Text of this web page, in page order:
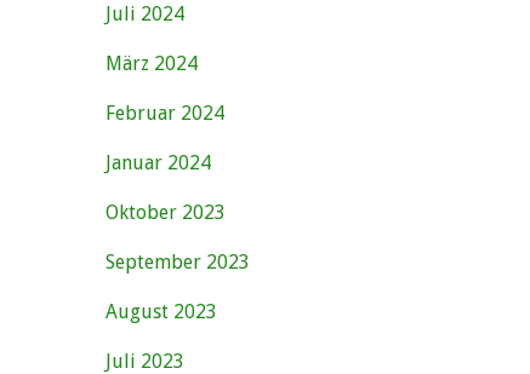
Juli 2024
März 2024
Februar 2024
Januar 2024
Oktober 2023
September 2023
August 2023
Juli 2023